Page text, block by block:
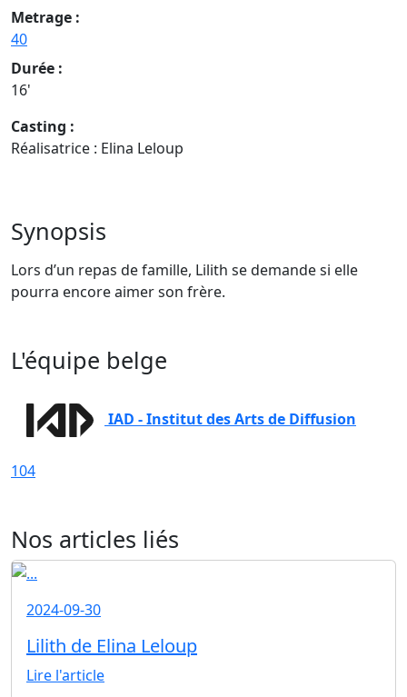
Metrage :
40
Durée :
16'
Casting :
Réalisatrice : Elina Leloup
Synopsis
Lors d’un repas de famille, Lilith se demande si elle
pourra encore aimer son frère.
L'équipe belge
IAD - Institut des Arts de Diffusion
104
Nos articles liés
2024-09-30
Lilith de Elina Leloup
Lire l'article